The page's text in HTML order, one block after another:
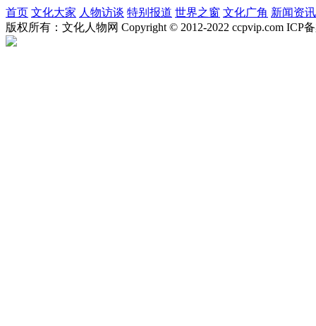
首页 文化大家 人物访谈 特别报道 世界之窗 文化广角 新闻资讯
版权所有：文化人物网 Copyright © 2012-2022 ccpvip.com ICP